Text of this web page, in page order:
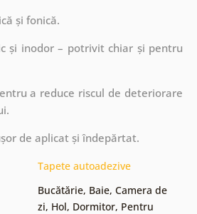
și fonică.
și inodor – potrivit chiar și pentru
a reduce riscul de deteriorare
de aplicat și îndepărtat.
Tapete autoadezive
Bucătărie, Baie, Camera de
zi, Hol, Dormitor, Pentru